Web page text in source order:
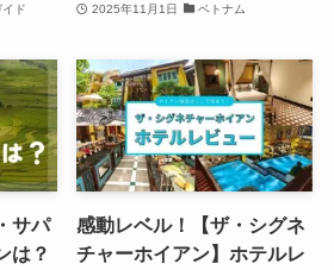
ド 2025年11月1日 ベトナム
サパ
は？
感動レベル！【ザ・シグネ
チャーホイアン】ホテルレ